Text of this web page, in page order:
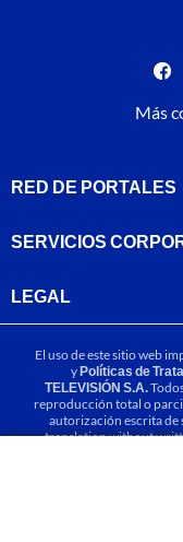
Más
RED DE PORTALES
SERVICIOS
LEGAL
El uso de este sitio web
yPolíticas de
TELEVISIÓN S.A.
reproducción total o
autorización escrita
translation without